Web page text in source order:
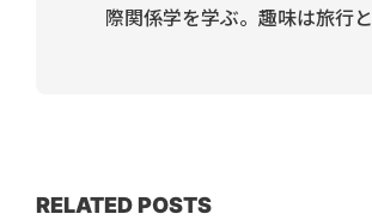
際関係学を学ぶ。趣味は旅行と
RELATED POSTS